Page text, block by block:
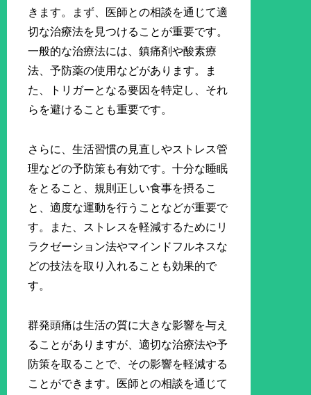
きます。まず、医師との相談を通じて適
切な治療法を見つけることが重要です。
一般的な治療法には、鎮痛剤や酸素療
法、予防薬の使用などがあります。ま
た、トリガーとなる要因を特定し、それ
らを避けることも重要です。
さらに、生活習慣の見直しやストレス管
理などの予防策も有効です。十分な睡眠
をとること、規則正しい食事を摂るこ
と、適度な運動を行うことなどが重要で
す。また、ストレスを軽減するためにリ
ラクゼーション法やマインドフルネスな
どの技法を取り入れることも効果的で
す。
群発頭痛は生活の質に大きな影響を与え
ることがありますが、適切な治療法や予
防策を取ることで、その影響を軽減する
ことができます。医師との相談を通じて